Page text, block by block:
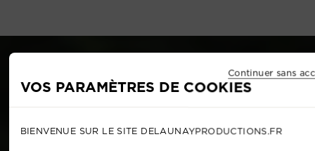
VOS PARAMÈTRES DE COOKIES
Continuer sans
BIENVENUE SUR LE SITE DELAUNAYPRODUCTIONS.FR